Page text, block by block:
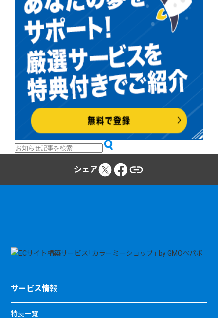
シェア
サービス情報
特長一覧